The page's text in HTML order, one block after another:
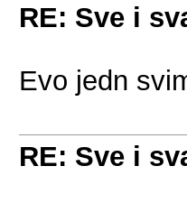
RE: Sve i
Evo jedn
RE: Sve i